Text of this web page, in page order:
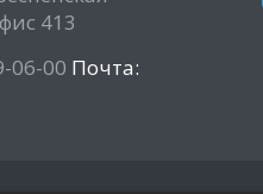
413
06-00 Почта: